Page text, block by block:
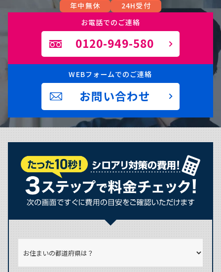
年中無休
24H受付
お電話でのご連絡
0120-949-580
WEBフォームでのご連絡
お問い合わせ